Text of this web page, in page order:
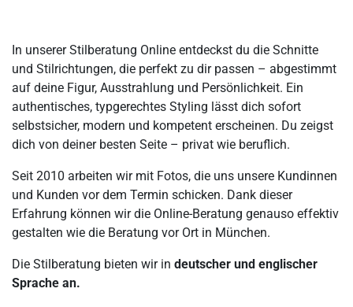
In unserer Stilberatung Online entdeckst du die Schnitte
und Stilrichtungen, die perfekt zu dir passen – abgestimmt
auf deine Figur, Ausstrahlung und Persönlichkeit. Ein
authentisches, typgerechtes Styling lässt dich sofort
selbstsicher, modern und kompetent erscheinen. Du zeigst
dich von deiner besten Seite – privat wie beruflich.
Seit 2010 arbeiten wir mit Fotos, die uns unsere Kundinnen
und Kunden vor dem Termin schicken. Dank dieser
Erfahrung können wir die Online-Beratung genauso effektiv
gestalten wie die Beratung vor Ort in München.
Die Stilberatung bieten wir in deutscher und englischer
Sprache an.